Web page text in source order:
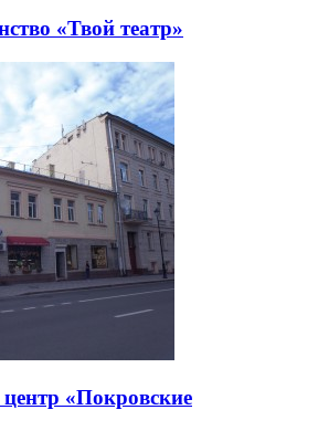
«Твой театр»
«Покровские